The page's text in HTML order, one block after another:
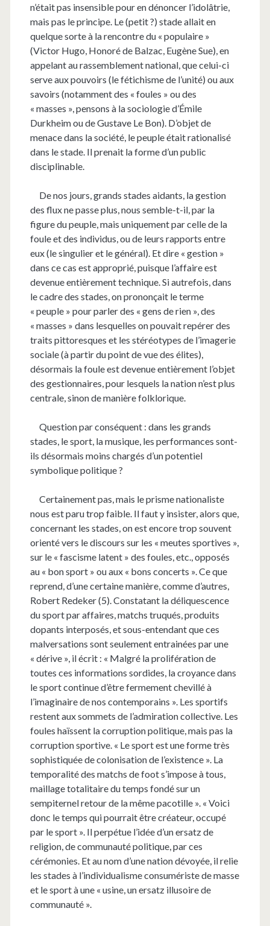
n’était pas insensible pour en dénoncer l’idolâtrie,
mais pas le principe. Le (petit ?) stade allait en
quelque sorte à la rencontre du « populaire »
(Victor Hugo, Honoré de Balzac, Eugène Sue), en
appelant au rassemblement national, que celui-ci
serve aux pouvoirs (le fétichisme de l’unité) ou aux
savoirs (notamment des « foules » ou des
« masses », pensons à la sociologie d’Émile
Durkheim ou de Gustave Le Bon). D’objet de
menace dans la société, le peuple était rationalisé
dans le stade. Il prenait la forme d’un public
disciplinable.
De nos jours, grands stades aidants, la gestion
des flux ne passe plus, nous semble-t-il, par la
figure du peuple, mais uniquement par celle de la
foule et des individus, ou de leurs rapports entre
eux (le singulier et le général). Et dire « gestion »
dans ce cas est approprié, puisque l’affaire est
devenue entièrement technique. Si autrefois, dans
le cadre des stades, on prononçait le terme
« peuple » pour parler des « gens de rien », des
« masses » dans lesquelles on pouvait repérer des
traits pittoresques et les stéréotypes de l’imagerie
sociale (à partir du point de vue des élites),
désormais la foule est devenue entièrement l’objet
des gestionnaires, pour lesquels la nation n’est plus
centrale, sinon de manière folklorique.
Question par conséquent : dans les grands
stades, le sport, la musique, les performances sont-
ils désormais moins chargés d’un potentiel
symbolique politique ?
Certainement pas, mais le prisme nationaliste
nous est paru trop faible. Il faut y insister, alors que,
concernant les stades, on est encore trop souvent
orienté vers le discours sur les « meutes sportives »,
sur le « fascisme latent » des foules, etc., opposés
au « bon sport » ou aux « bons concerts ». Ce que
reprend, d’une certaine manière, comme d’autres,
Robert Redeker (5). Constatant la déliquescence
du sport par affaires, matchs truqués, produits
dopants interposés, et sous-entendant que ces
malversations sont seulement entrainées par une
« dérive », il écrit : « Malgré la prolifération de
toutes ces informations sordides, la croyance dans
le sport continue d’être fermement chevillé à
l’imaginaire de nos contemporains ». Les sportifs
restent aux sommets de l’admiration collective. Les
foules haïssent la corruption politique, mais pas la
corruption sportive. « Le sport est une forme très
sophistiquée de colonisation de l’existence ». La
temporalité des matchs de foot s’impose à tous,
maillage totalitaire du temps fondé sur un
sempiternel retour de la même pacotille ». « Voici
donc le temps qui pourrait être créateur, occupé
par le sport ». Il perpétue l’idée d’un ersatz de
religion, de communauté politique, par ces
cérémonies. Et au nom d’une nation dévoyée, il relie
les stades à l’individualisme consumériste de masse
et le sport à une « usine, un ersatz illusoire de
communauté ».